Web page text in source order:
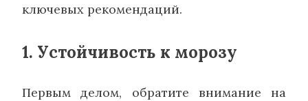
ключевых рекомендаций.
1. Устойчивость к морозу
Первым делом, обратите внимание на